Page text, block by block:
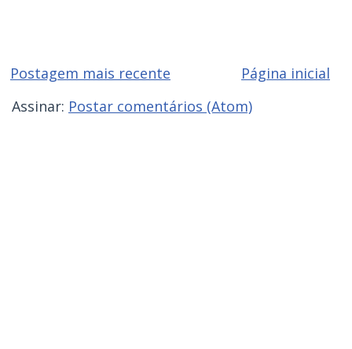
Postagem mais recente
Página inicial
Assinar: Postar comentários (Atom)